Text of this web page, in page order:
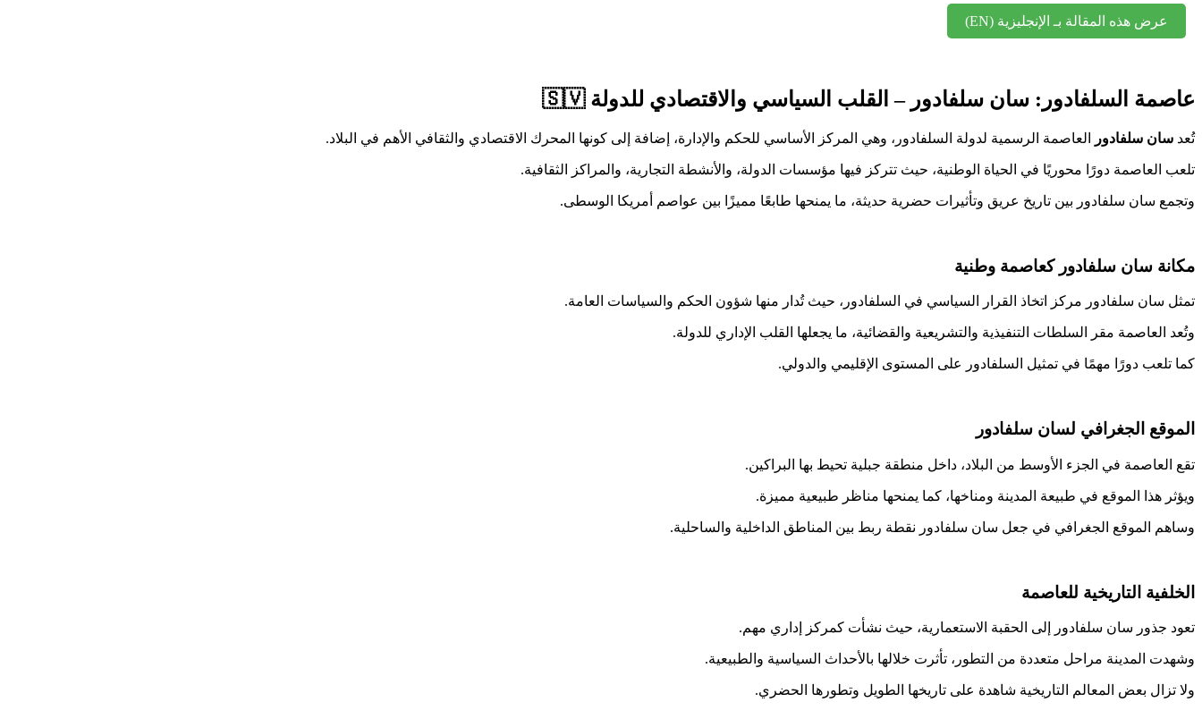
عرض هذه المقالة بـ الإنجليزية (EN)
عاصمة السلفادور: سان سلفادور – القلب السياسي والاقتصادي للدولة 🇸🇻
تُعد سان سلفادور العاصمة الرسمية لدولة السلفادور، وهي المركز الأساسي للحكم والإدارة، إضافة إلى كونها المحرك الاقتصادي والثقافي الأهم في البلاد.
تلعب العاصمة دورًا محوريًا في الحياة الوطنية، حيث تتركز فيها مؤسسات الدولة، والأنشطة التجارية، والمراكز الثقافية.
وتجمع سان سلفادور بين تاريخ عريق وتأثيرات حضرية حديثة، ما يمنحها طابعًا مميزًا بين عواصم أمريكا الوسطى.
مكانة سان سلفادور كعاصمة وطنية
تمثل سان سلفادور مركز اتخاذ القرار السياسي في السلفادور، حيث تُدار منها شؤون الحكم والسياسات العامة.
وتُعد العاصمة مقر السلطات التنفيذية والتشريعية والقضائية، ما يجعلها القلب الإداري للدولة.
كما تلعب دورًا مهمًا في تمثيل السلفادور على المستوى الإقليمي والدولي.
الموقع الجغرافي لسان سلفادور
تقع العاصمة في الجزء الأوسط من البلاد، داخل منطقة جبلية تحيط بها البراكين.
ويؤثر هذا الموقع في طبيعة المدينة ومناخها، كما يمنحها مناظر طبيعية مميزة.
وساهم الموقع الجغرافي في جعل سان سلفادور نقطة ربط بين المناطق الداخلية والساحلية.
الخلفية التاريخية للعاصمة
تعود جذور سان سلفادور إلى الحقبة الاستعمارية، حيث نشأت كمركز إداري مهم.
وشهدت المدينة مراحل متعددة من التطور، تأثرت خلالها بالأحداث السياسية والطبيعية.
ولا تزال بعض المعالم التاريخية شاهدة على تاريخها الطويل وتطورها الحضري.